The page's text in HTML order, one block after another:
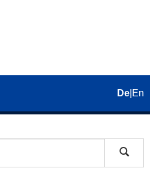
De En